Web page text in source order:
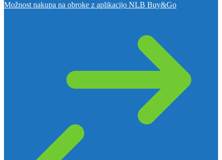
Možnost nakupa na obroke z aplikacijo NLB Buy&Go